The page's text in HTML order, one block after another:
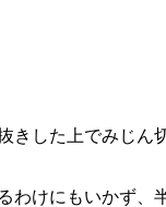
きした上でみじん
わけにもいかず、